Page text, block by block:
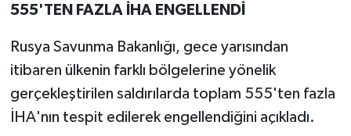
555'TEN FAZLA İHA ENGELLENDİ
Rusya Savunma Bakanlığı, gece yarısından
itibaren ülkenin farklı bölgelerine yönelik
gerçekleştirilen saldırılarda toplam 555'ten fazla
İHA'nın tespit edilerek engellendiğini açıkladı.